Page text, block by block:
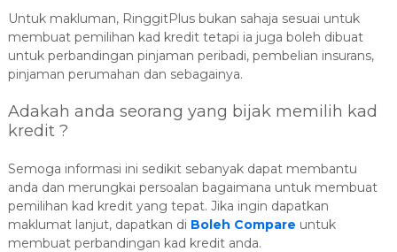
Untuk makluman, RinggitPlus bukan sahaja sesuai untuk
membuat pemilihan kad kredit tetapi ia juga boleh dibuat
untuk perbandingan pinjaman peribadi, pembelian insurans,
pinjaman perumahan dan sebagainya.
Adakah anda seorang yang bijak memilih kad
kredit ?
Semoga informasi ini sedikit sebanyak dapat membantu
anda dan merungkai persoalan bagaimana untuk membuat
pemilihan kad kredit yang tepat. Jika ingin dapatkan
maklumat lanjut, dapatkan di Boleh Compare untuk
membuat perbandingan kad kredit anda.